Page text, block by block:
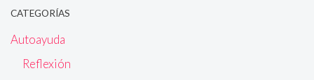
CATEGORÍAS
Autoayuda
Reflexión